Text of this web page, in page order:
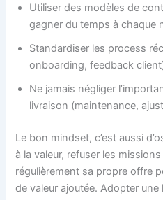
Utiliser des modèles de
gagner du temps à chaque
Standardiser les process
onboarding, feedback
Ne jamais négliger
livraison (maintenance,
Le bon mindset, c’est aussi
à la valeur, refuser les
régulièrement sa propre offre
de valeur ajoutée. Adopter